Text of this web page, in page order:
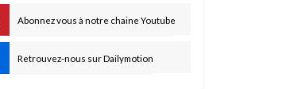
Abonnez vous à notre chaine Youtube
Retrouvez-nous sur Dailymotion